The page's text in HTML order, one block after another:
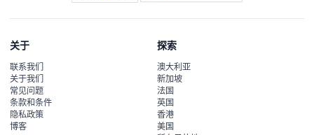
关于
联系我们
关于我们
常见问题
条款和条件
隐私政策
博客
探索
澳大利亚
新加坡
法国
英国
香港
美国